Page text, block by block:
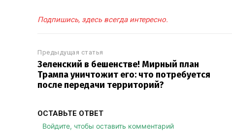
Подпишись, здесь всегда интересно.
Предыдущая статья
Зеленский в бешенстве! Мирный план
Трампа уничтожит его: что потребуется
после передачи территорий?
ОСТАВЬТЕ ОТВЕТ
Войдите, чтобы оставить комментарий